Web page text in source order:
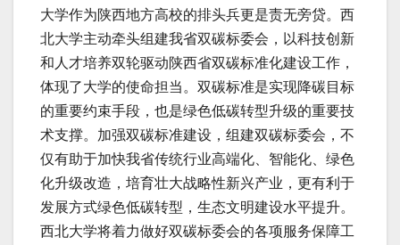
大学作为陕西地方高校的排头兵更是责无旁贷。西
北大学主动牵头组建我省双碳标委会，以科技创新
和人才培养双轮驱动陕西省双碳标准化建设工作，
体现了大学的使命担当。双碳标准是实现降碳目标
的重要约束手段，也是绿色低碳转型升级的重要技
术支撑。加强双碳标准建设，组建双碳标委会，不
仅有助于加快我省传统行业高端化、智能化、绿色
化升级改造，培育壮大战略性新兴产业，更有利于
发展方式绿色低碳转型，生态文明建设水平提升。
西北大学将着力做好双碳标委会的各项服务保障工